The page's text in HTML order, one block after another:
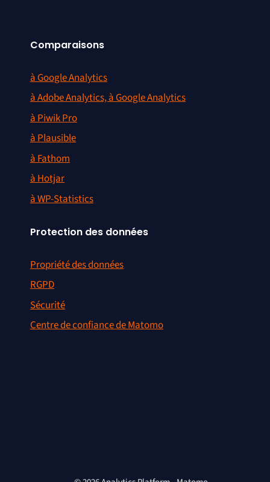
Comparaisons
à Google Analytics
à Adobe Analytics, à Google Analytics
à Piwik Pro
à Plausible
à Fathom
à Hotjar
à WP-Statistics
Protection des données
Propriété des données
RGPD
Sécurité
Centre de confiance de Matomo